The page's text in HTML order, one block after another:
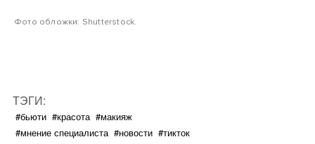
Фото обложки: Shutterstock.
ТЭГИ:
#бьюти #красота #макияж
#мнение специалиста #новости #тикток